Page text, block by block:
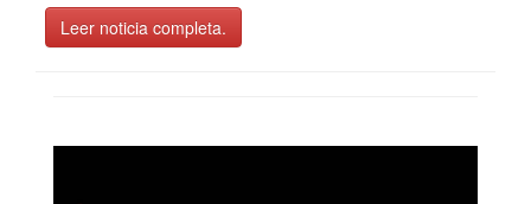
Leer noticia completa.